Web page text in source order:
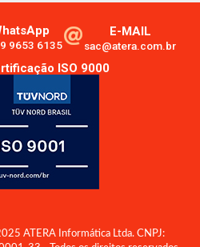
9653 6135
E-MAIL
sac@atera.com.br
ISO 9000
ATERA Informática Ltda. CNPJ: